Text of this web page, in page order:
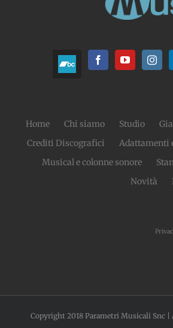
Home Chi siamo Studio
Crediti Discografici
Adattamenti
Musical e colonne sonore
Novità
Copyright 2018 Parametri Musicali Snc |